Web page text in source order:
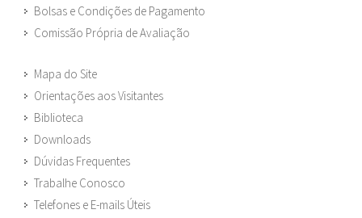
Bolsas e Condições de Pagamento
Comissão Própria de Avaliação
Mapa do Site
Orientações aos Visitantes
Biblioteca
Downloads
Dúvidas Frequentes
Trabalhe Conosco
Telefones e E-mails Úteis